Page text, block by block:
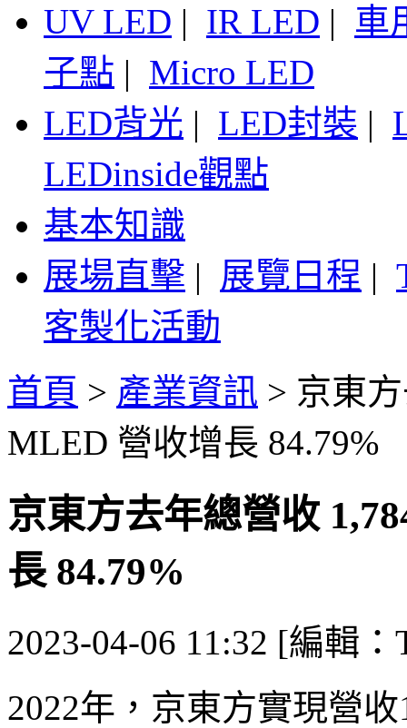
UV LED | IR LED | 車
子點 | Micro LED
LED背光 | LED封裝 |
LEDinside觀點
基本知識
展場直擊 | 展覽日程 |
客製化活動
首頁 > 產業資訊 > 京東
MLED 營收增長 84.79%
京東方去年總營收
長 84.79%
2023-04-06 11:32 [編輯
2022年，京東方實現營